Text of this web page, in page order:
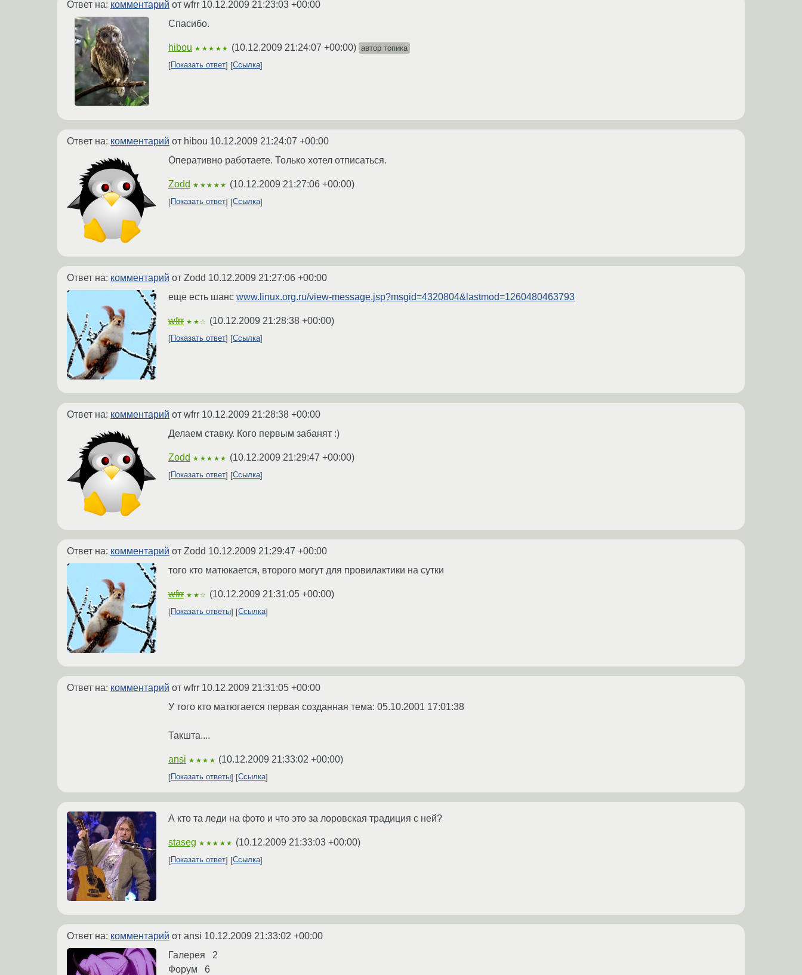
Ответ на: комментарий от wfrr 10.12.2009 21:23:03 +00:00
Спасибо.
hibou ★★★★★ (10.12.2009 21:24:07 +00:00) автор топика
Показать ответ
Ссылка
Ответ на: комментарий от hibou 10.12.2009 21:24:07 +00:00
Оперативно работаете. Только хотел отписаться.
Zodd ★★★★★ (10.12.2009 21:27:06 +00:00)
Показать ответ Ссылка
Ответ на: комментарий от Zodd 10.12.2009 21:27:06 +00:00
еще есть шанс www.linux.org.ru/view-message.jsp?msgid=4320804&lastmod=1260480463793
wfrr ★★☆ (10.12.2009 21:28:38 +00:00)
Показать ответ Ссылка
Ответ на: комментарий от wfrr 10.12.2009 21:28:38 +00:00
Делаем ставку. Кого первым забанят :)
Zodd ★★★★★ (10.12.2009 21:29:47 +00:00)
Показать ответ Ссылка
Ответ на: комментарий от Zodd 10.12.2009 21:29:47 +00:00
того кто матюкается, второго могут для провилактики на сутки
wfrr ★★☆ (10.12.2009 21:31:05 +00:00)
Показать ответы Ссылка
Ответ на: комментарий от wfrr 10.12.2009 21:31:05 +00:00
У того кто матюгается первая созданная тема: 05.10.2001 17:01:38
Такшта....
ansi ★★★★ (10.12.2009 21:33:02 +00:00)
Показать ответы Ссылка
А кто та леди на фото и что это за лоровская традиция с ней?
staseg ★★★★★ (10.12.2009 21:33:03 +00:00)
Показать ответ Ссылка
Ответ на: комментарий от ansi 10.12.2009 21:33:02 +00:00
Галерея 2
Форум 6